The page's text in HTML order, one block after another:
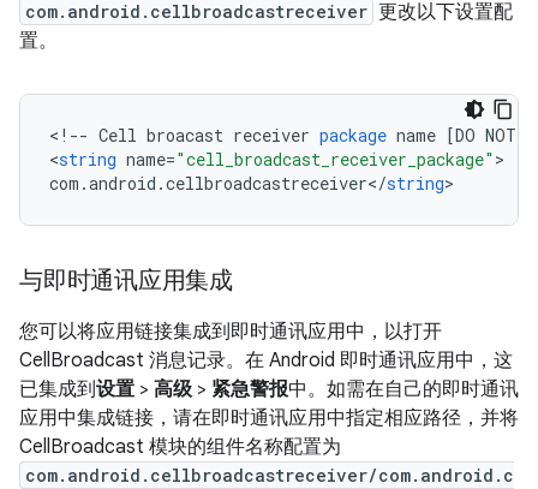
com.android.cellbroadcastreceiver 更改以下设置配
置。
< ! -- Cell broacast receiver package name [DO NOT
<string name="cell_broadcast_receiver_package"
com .android .cellbroadcastreceiver</string
与即时通讯应用集成
您可以将应用链接集成到即时通讯应用中，以打开
CellBroadcast 消息记录。在 Android 即时通讯应用中，这
已集成到设置 > 高级 > 紧急警报中。如需在自己的即时通讯
应用中集成链接，请在即时通讯应用中指定相应路径，并将
CellBroadcast 模块的组件名称配置为
com.android.cellbroadcastreceiver/com.android.c